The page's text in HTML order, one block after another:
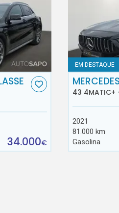
34.000€
EM DESTAQUE
43 4MATIC+
2021
81.000 km
Gasolina